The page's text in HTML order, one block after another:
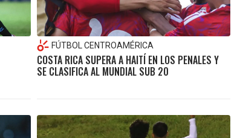
FÚTBOL CENTROAMÉRICA
COSTA RICA SUPERA A HAITÍ EN LOS PENALES Y
SE CLASIFICA AL MUNDIAL SUB 20